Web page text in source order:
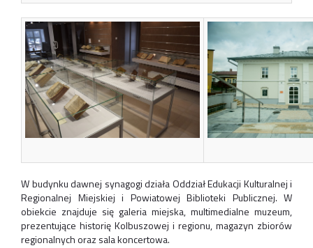
W budynku dawnej synagogi działa Oddział Edukacji Kulturalnej i
Regionalnej Miejskiej i Powiatowej Biblioteki Publicznej. W
obiekcie znajduje się galeria miejska, multimedialne muzeum,
prezentujące historię Kolbuszowej i regionu, magazyn zbiorów
regionalnych oraz sala koncertowa.